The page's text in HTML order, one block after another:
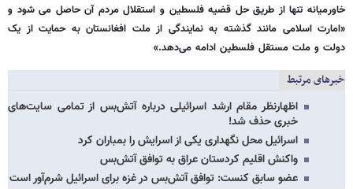
خاورمیانه تنها از طریق حل قضیه فلسطین و استقلال مردم آن حاصل می شود و
«امارت اسلامی مانند گذشته به نمایندگی از ملت افغانستان به حمایت از یک
دولت و ملت مستقل فلسطین ادامه می‌دهد.»
خبرهای مرتبط
اظهارنظر مقام ارشد اسرائیلی درباره آتش‌بس از تمامی سایت‌های
خبری حذف شد!
اسرائیل محل نگهداری یکی از اسرایش را بمباران کرد
واکنش اقلیم کردستان عراق به توافق آتش‌بس
عضو سابق کنست: توافق آتش‌بس در غزه برای اسرائیل شرم‌آور است